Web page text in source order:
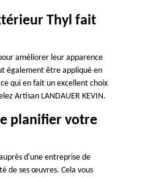
Thyl fait
améliorer leur apparence
également être appliqué en
qui en fait un excellent choix
Artisan LANDAUER KEVIN.
planifier votre
d'une entreprise de
de ses œuvres. Cela vous